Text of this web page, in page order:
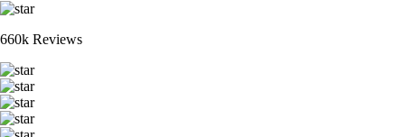
660k Reviews